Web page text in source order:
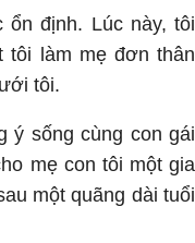
định. Lúc này, tôi
tôi làm mẹ đơn thân
tôi.
ý sống cùng con gái
mẹ con tôi một gia
một quãng dài tuổi